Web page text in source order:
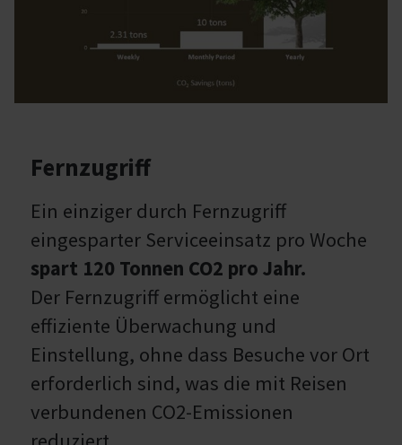
Fernzugriff
Ein einziger durch Fernzugriff
eingesparter Serviceeinsatz pro Woche
spart 120 Tonnen CO2 pro Jahr.
Der Fernzugriff ermöglicht eine
effiziente Überwachung und
Einstellung, ohne dass Besuche vor Ort
erforderlich sind, was die mit Reisen
verbundenen CO2-Emissionen